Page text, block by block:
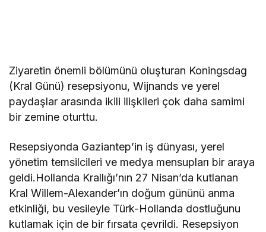
Ziyaretin önemli bölümünü oluşturan Koningsdag
(Kral Günü) resepsiyonu, Wijnands ve yerel
paydaşlar arasında ikili ilişkileri çok daha samimi
bir zemine oturttu.
Resepsiyonda Gaziantep’in iş dünyası, yerel
yönetim temsilcileri ve medya mensupları bir araya
geldi.Hollanda Krallığı’nın 27 Nisan’da kutlanan
Kral Willem-Alexander’ın doğum gününü anma
etkinliği, bu vesileyle Türk-Hollanda dostluğunu
kutlamak için de bir fırsata çevrildi. Resepsiyon